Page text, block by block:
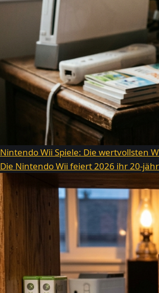
Nintendo Wii Spiele: Die wertvollsten
Die Nintendo Wii feiert 2026 ihr 20-